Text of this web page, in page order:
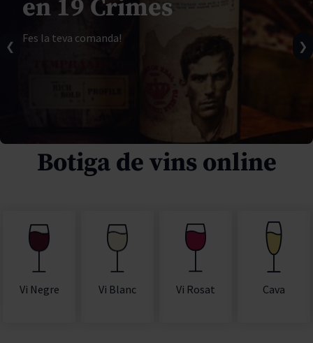
en 19 Crimes
Fes la teva comanda!
❮ ❯
Botiga de vins online
Vi Negre Vi Blanc Vi Rosat Cava